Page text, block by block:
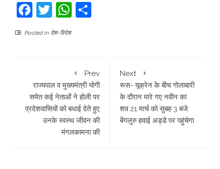
Facebook
TwitterWhatsApp
Posted in देश-विदेश
Prev
राज्यपाल व मुख्यमंत्री योगी
समेत कई नेताओं ने होली पर
प्रदेशवासियों को बधाई देते हुए
उनके स्वस्थ जीवन की
मंगलकामना की
Next
रूस- यूक्रेन के बीच गोलाबारी
के दौरान मारे गए नवीन का
शव 21 मार्च को सुबह 3 बजे
बेंगलुरु हवाई अड्डे पर पहुंचेगा